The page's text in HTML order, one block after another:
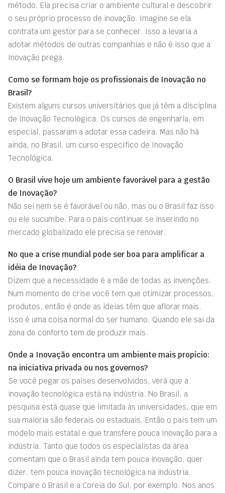
método. Ela precisa criar o ambiente cultural e descobrir
o seu próprio processo de inovação. Imagine se ela
contrata um gestor para se conhecer. Isso a levaria a
adotar métodos de outras companhias e não é isso que a
Inovação prega.
Como se formam hoje os profissionais de Inovação no
Brasil?
Existem alguns cursos universitários que já têm a disciplina
de Inovação Tecnológica. Os cursos de engenharia, em
especial, passaram a adotar essa cadeira. Mas não há
ainda, no Brasil, um curso específico de Inovação
Tecnológica.
O Brasil vive hoje um ambiente favorável para a gestão
de Inovação?
Não sei nem se é favorável ou não, mas ou o Brasil faz isso
ou ele sucumbe. Para o país continuar se inserindo no
mercado globalizado ele precisa se renovar.
No que a crise mundial pode ser boa para amplificar a
idéia de Inovação?
Dizem que a necessidade é a mãe de todas as invenções.
Num momento de crise você tem que otimizar processos,
produtos, então é onde as ideias têm que aflorar mais.
Isso é uma coisa normal do ser humano. Quando ele sai da
zona de conforto tem de produzir mais.
Onde a Inovação encontra um ambiente mais propício:
na iniciativa privada ou nos governos?
Se você pegar os países desenvolvidos, verá que a
inovação tecnológica está na indústria. No Brasil, a
pesquisa está quase que limitada às universidades, que em
sua maioria são federais ou estaduais. Então o país tem um
modelo mais estatal e que transfere pouca Inovação para a
indústria. Tanto que todos os especialistas da área
comentam que o Brasil ainda tem pouca inovação, quer
dizer, tem pouca inovação tecnológica na indústria.
Compare o Brasil e a Coreia do Sul, por exemplo. Nos anos